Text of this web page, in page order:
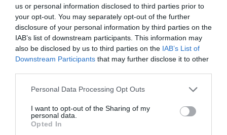
us or personal information disclosed to third parties prior to
your opt-out. You may separately opt-out of the further
disclosure of your personal information by third parties on the
IAB’s list of downstream participants. This information may
also be disclosed by us to third parties on the IAB’s List of
Downstream Participants that may further disclose it to other
Please note that this website/app uses one or more Google
not limited to your visit or usage behaviour. You may click to
grant or deny consent to Google and its third-party tags to
use your data for below specified purposes in below Google
Personal Data Processing Opt Outs
I want to opt-out of the Sharing of my
personal data.
Opted In